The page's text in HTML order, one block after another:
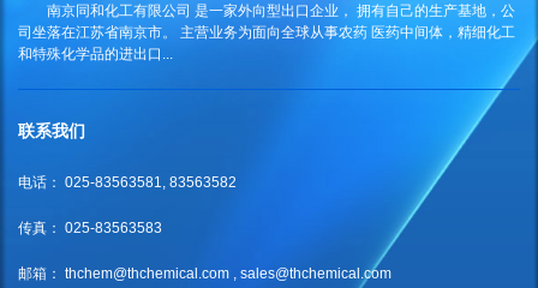
南京同和化工有限公司 是一家外向型出口企业， 拥有自己的生产基地，公
司坐落在江苏省南京市。 主营业务为面向全球从事农药 医药中间体，精细化工
和特殊化学品的进出口...
联系我们
电话： 025-83563581, 83563582
传真： 025-83563583
邮箱： thchem@thchemical.com , sales@thchemical.com